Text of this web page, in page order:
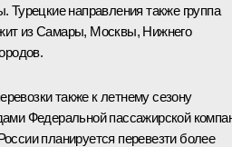
Турецкие направления также группа
из Самары, Москвы, Нижнего
также к летнему сезону
Федеральной пассажирской
планируется перевезти более